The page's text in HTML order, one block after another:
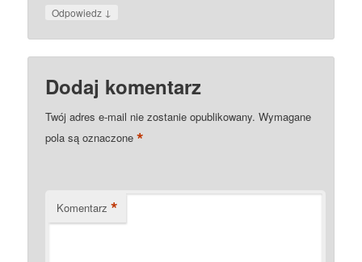
Odpowiedz ↓
Dodaj komentarz
Twój adres e-mail nie zostanie opublikowany. Wymagane
pola są oznaczone*
Komentarz *